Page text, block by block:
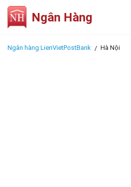
Ngân Hàng
Ngân hàng LienVietPostBank Hà Nội